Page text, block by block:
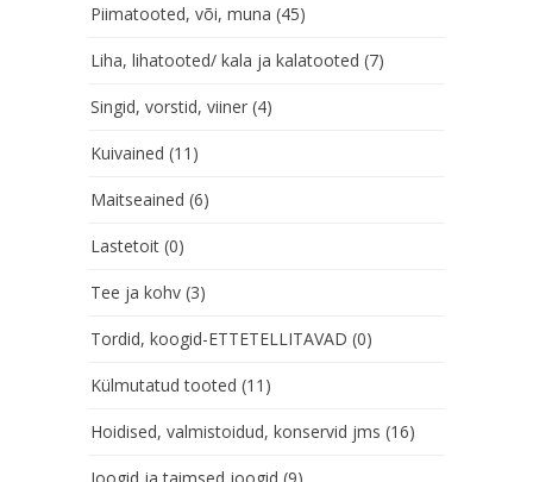
Piimatooted, või, muna (45)
Liha, lihatooted/ kala ja kalatooted (7)
Singid, vorstid, viiner (4)
Kuivained (11)
Maitseained (6)
Lastetoit (0)
Tee ja kohv (3)
Tordid, koogid-ETTETELLITAVAD (0)
Külmutatud tooted (11)
Hoidised, valmistoidud, konservid jms (16)
Joogid ja taimsed joogid (9)